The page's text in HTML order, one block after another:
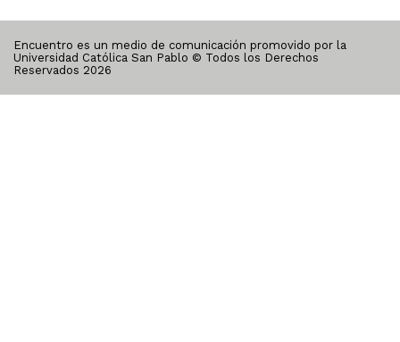
Encuentro es un medio de comunicación promovido por la
Universidad Católica San Pablo © Todos los Derechos
Reservados 2026